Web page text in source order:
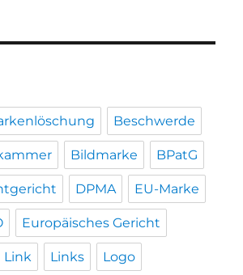
Beschwerde
Bildmarke BPatG
DPMA EU-Marke
Europäisches Gericht
Link Links Logo